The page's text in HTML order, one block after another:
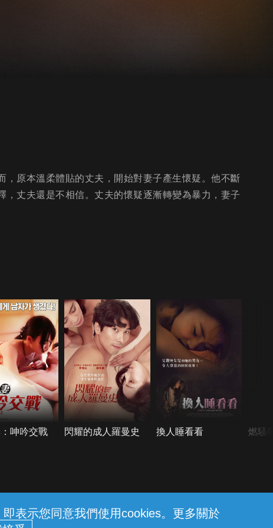
表示您同意我們使用cookies。更多關於
原本溫柔體貼的丈夫，開始對妻子產生懷疑。他不斷
丈夫還是不相信。丈夫的懷疑逐漸轉變為暴力，妻子
呻吟交戰 閃耀的成人羅曼史 換人睡看看 燃騷